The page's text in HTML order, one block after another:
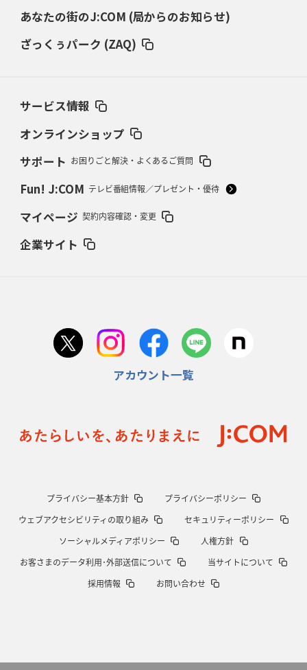
2026年3月5日(木)更新
2026年2月19日(木)更新
37年女子W杯招致への課題と期待
2026年2月12日(木)更新
2026年2月5日(木)更新
占い方
首位スピアーズ、充実の攻撃力 「湧き出る」パスでトライ量産
2026年1月8日(木)更新
ルディケ「15番はゲームドライバ
2025年12月25日(木)更新
2025年12月18日(木)更新
あなたの街のJ:COM (局からのお知らせ)
ざっくぅパーク (ZAQ)
サービス情報
オンラインショップ
サポート お困りごと解決・よくあるご質問
Fun! J:COM テレビ番組情報／プレゼント・優待
マイページ 契約内容確認・変更
企業サイト
アカウント一覧
プライバシー基本方針
プライバシーポリシー
ウェブアクセシビリティの取り組み
セキュリティーポリシー
ソーシャルメディアポリシー
人権方針
お客さまのデータ利用･外部送信について
当サイトについて
採用情報
お問い合わせ